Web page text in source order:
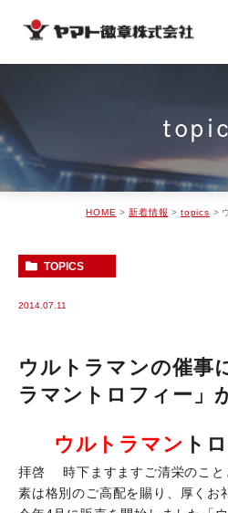
HOME 新着情報 topics ウ
TOPICS
2014.07.11
ウルトラマンの催事
ラマントロフィー」
ウルトラマン ト
拝啓 時下ますますご清栄のこと
素は格別のご高配を賜り、厚くお